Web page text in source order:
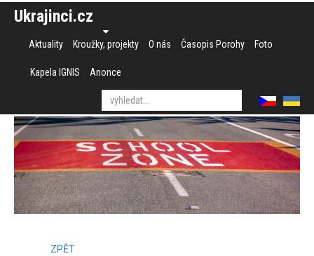
Ukrajinci.cz
Aktuality Kroužky, projekty O nás Časopis Porohy Foto
Kapela IGNIS Anonce
ZPĚT